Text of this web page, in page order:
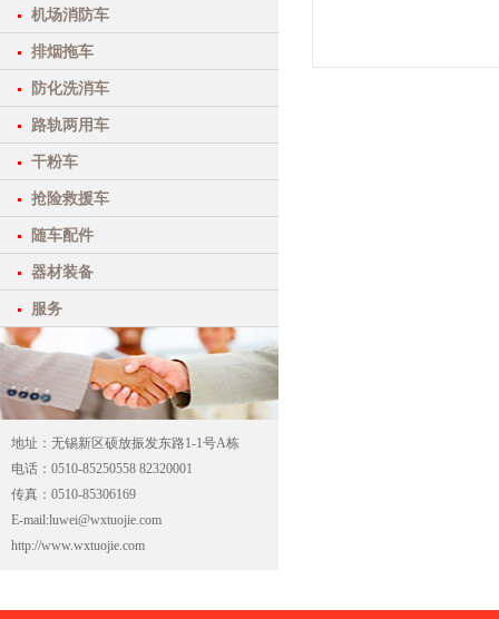
机场消防车
排烟拖车
防化洗消车
路轨两用车
干粉车
抢险救援车
随车配件
器材装备
服务
地址：无锡新区硕放振发东路1-1号A栋
电话：0510-85250558 82320001
传真：0510-85306169
E-mail:luwei@wxtuojie.com
http://www.wxtuojie.com